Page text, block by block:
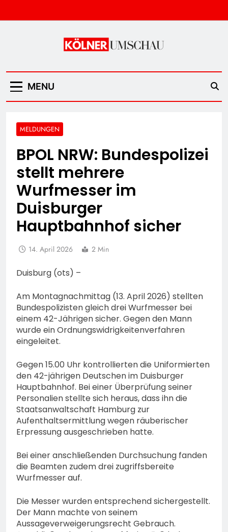
to
Kölner Umschau
MENU
MELDUNGEN
BPOL NRW: Bundespolizei
stellt mehrere
Wurfmesser im
Duisburger
Hauptbahnhof sicher
14. April 2026 2 Min
Duisburg (ots) –
Am Montagnachmittag (13. April 2026) stellten
Bundespolizisten gleich drei Wurfmesser bei
einem 42-Jährigen sicher. Gegen den Mann
wurde ein Ordnungswidrigkeitenverfahren
eingeleitet.
Gegen 15.00 Uhr kontrollierten die Uniformierten
den 42-jährigen Deutschen im Duisburger
Hauptbahnhof. Bei einer Überprüfung seiner
Personalien stellte sich heraus, dass ihn die
Staatsanwaltschaft Hamburg zur
Aufenthaltsermittlung wegen räuberischer
Erpressung ausgeschrieben hatte.
Bei einer anschließenden Durchsuchung fanden
die Beamten zudem drei zugriffsbereite
Wurfmesser auf.
Die Messer wurden entsprechend sichergestellt.
Der Mann machte von seinem
Aussageverweigerungsrecht Gebrauch.